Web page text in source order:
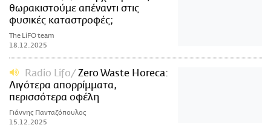
θωρακιστούμε απέναντι στις
φυσικές καταστροφές;
The LiFO team
18.12.2025
Radio Lifo
Zero Waste Horeca:
Λιγότερα απορρίμματα,
περισσότερα οφέλη
Γιάννης Πανταζόπουλος
15.12.2025